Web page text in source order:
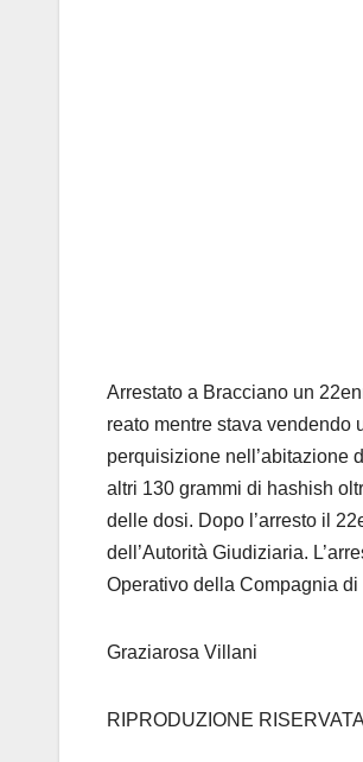
Arrestato a Bracciano un
reato mentre stava
perquisizione nell’abitazione
altri 130 grammi di hashish
delle dosi. Dopo l’arresto il
dell’Autorità Giudiziaria.
Operativo della Compagnia
Graziarosa Villani
RIPRODUZIONE